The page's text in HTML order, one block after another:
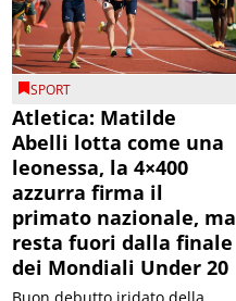
SPORT
Atletica: Matilde
Abelli lotta come una
leonessa, la 4×400
azzurra firma il
primato nazionale, ma
resta fuori dalla finale
dei Mondiali Under 20